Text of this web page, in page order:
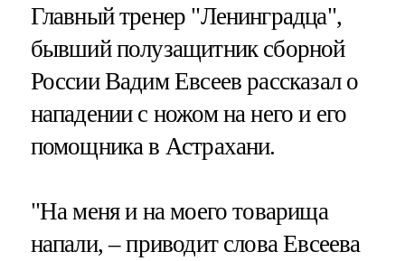
Главный тренер "Ленинградца",
бывший полузащитник сборной
России Вадим Евсеев рассказал о
нападении с ножом на него и его
помощника в Астрахани.
"На меня и на моего товарища
напали, – приводит слова Евсеева